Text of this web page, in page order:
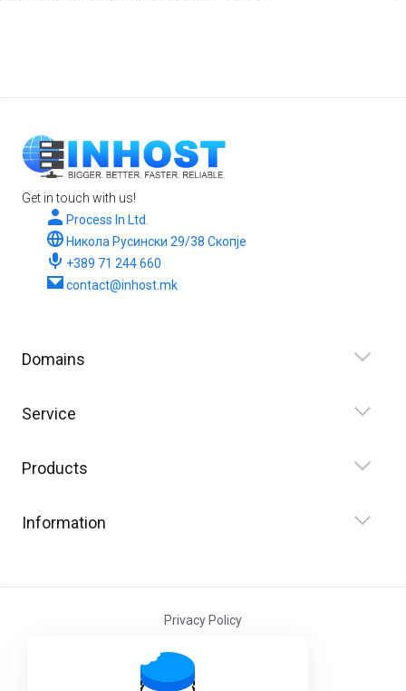
Get in touch with us!
Process In Ltd.
Никола Русински 29/38 Скопје
+389 71 244 660
contact@inhost.mk
Domains
Service
Products
Information
Privacy Policy
Terms and Conditions